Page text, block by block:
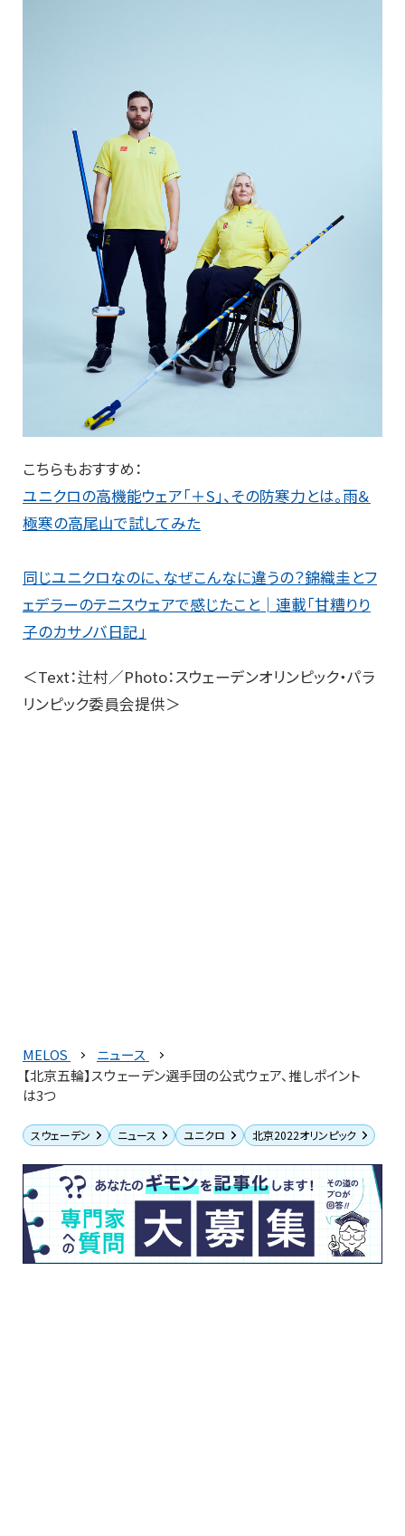
こちらもおすすめ：
ユニクロの高機能ウェア「＋S」、その防寒力とは。雨＆
極寒の高尾山で試してみた
同じユニクロなのに、なぜこんなに違うの？錦織圭とフ
ェデラーのテニスウェアで感じたこと│連載「甘糟りり
子のカサノバ日記」
＜Text：辻村／Photo：スウェーデンオリンピック・パラ
リンピック委員会提供＞
MELOS
ニュース
【北京五輪】スウェーデン選手団の公式ウェア、推しポイント
は3つ
スウェーデン ニュース ユニクロ 北京2022オリンピック